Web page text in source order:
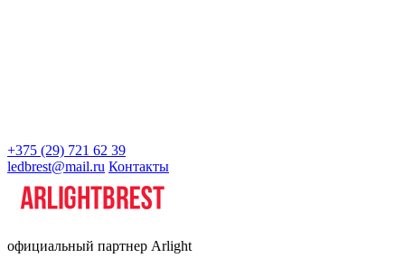
+375 (29) 721 62 39
ledbrest@mail.ru Контакты
официальный партнер Arlight